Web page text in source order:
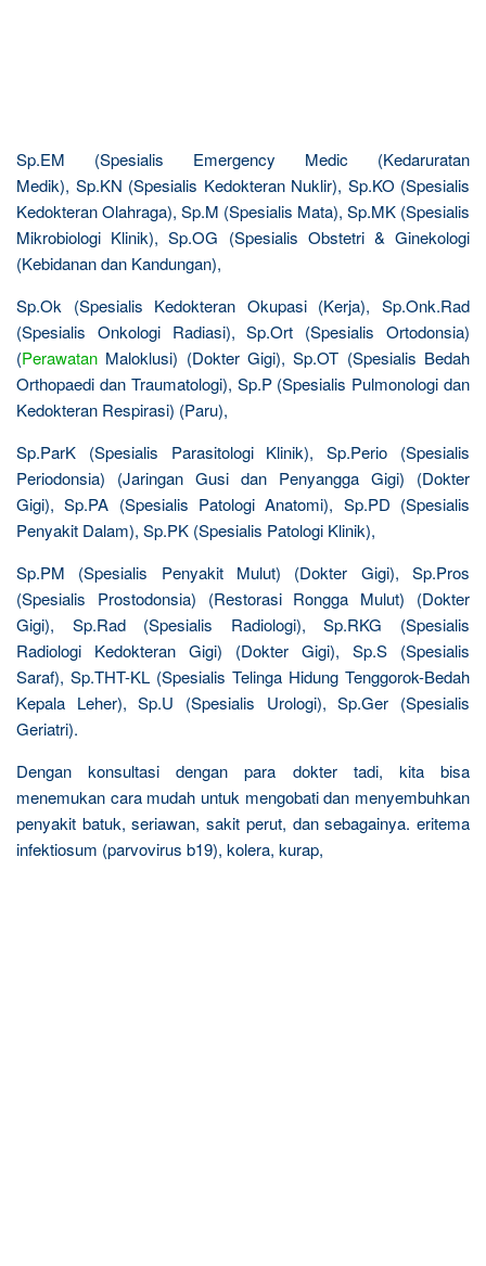
Sp.EM (Spesialis Emergency Medic (Kedaruratan
Medik), Sp.KN (Spesialis Kedokteran Nuklir), Sp.KO (Spesialis
Kedokteran Olahraga), Sp.M (Spesialis Mata), Sp.MK (Spesialis
Mikrobiologi Klinik), Sp.OG (Spesialis Obstetri & Ginekologi
(Kebidanan dan Kandungan),
Sp.Ok (Spesialis Kedokteran Okupasi (Kerja), Sp.Onk.Rad
(Spesialis Onkologi Radiasi), Sp.Ort (Spesialis Ortodonsia)
(Perawatan Maloklusi) (Dokter Gigi), Sp.OT (Spesialis Bedah
Orthopaedi dan Traumatologi), Sp.P (Spesialis Pulmonologi dan
Kedokteran Respirasi) (Paru),
Sp.ParK (Spesialis Parasitologi Klinik), Sp.Perio (Spesialis
Periodonsia) (Jaringan Gusi dan Penyangga Gigi) (Dokter
Gigi), Sp.PA (Spesialis Patologi Anatomi), Sp.PD (Spesialis
Penyakit Dalam), Sp.PK (Spesialis Patologi Klinik),
Sp.PM (Spesialis Penyakit Mulut) (Dokter Gigi), Sp.Pros
(Spesialis Prostodonsia) (Restorasi Rongga Mulut) (Dokter
Gigi), Sp.Rad (Spesialis Radiologi), Sp.RKG (Spesialis
Radiologi Kedokteran Gigi) (Dokter Gigi), Sp.S (Spesialis
Saraf), Sp.THT-KL (Spesialis Telinga Hidung Tenggorok-Bedah
Kepala Leher), Sp.U (Spesialis Urologi), Sp.Ger (Spesialis
Geriatri).
Dengan konsultasi dengan para dokter tadi, kita bisa
menemukan cara mudah untuk mengobati dan menyembuhkan
penyakit batuk, seriawan, sakit perut, dan sebagainya. eritema
infektiosum (parvovirus b19), kolera, kurap,